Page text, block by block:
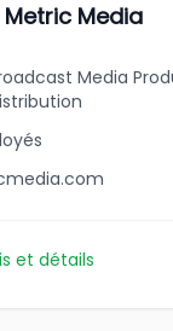
Metric Media
Media
et détails